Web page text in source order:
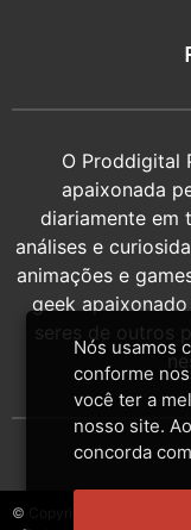
O Proddigital
apaixonada
diariamente em
análises e
animações e
geek
seres de outros
© Copyright 2014-2026 -
Nós usamos
conforme
você ter a
nosso site.
concorda